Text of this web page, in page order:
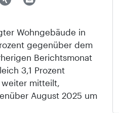
Wohngebäude in
gegenüber dem
Berichtsmonat
3,1 Prozent
weiter mitteilt,
August 2025 um